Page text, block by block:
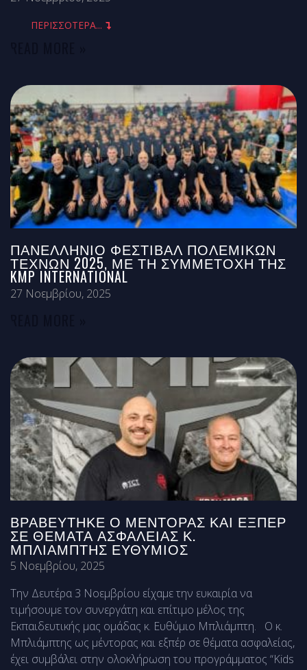
ΠΕΡΙΣΣΟΤΕΡΑ...
ΠΑΝΕΛΛΉΝΙΟ ΦΕΣΤΙΒΆΛ ΠΟΛΕΜΙΚΏΝ
ΤΕΧΝΏΝ 2025, ΜΕ ΤΗ ΣΥΜΜΕΤΟΧΉ ΤΗΣ
KMP INTERNATIONAL
27 Νοεμβρίου, 2025
ΒΡΑΒΕΎΤΗΚΕ Ο ΜΈΝΤΟΡΑΣ ΚΑΙ ΕΞΠΈΡ
ΣΕ ΘΈΜΑΤΑ ΑΣΦΑΛΕΊΑΣ Κ.
ΜΠΛΙΆΜΠΤΗΣ ΕΥΘΎΜΙΟΣ
5 Νοεμβρίου, 2025
Την Δευτέρα 3 Νοεμβρίου είχαμε την ευκαιρία να
τιμήσουμε τον συνεργάτη και επίτιμο μέλος της
Εκπαιδευτικής μας ομάδας κ. Ευθύμιο Μπλιάμπτη. Ο κ.
Μπλιάμπτης ως μέντορας και εξπέρ σε θέματα ασφαλείας,
έχει συμβάλει στην ολοκλήρωση του προγράμματος “Kids